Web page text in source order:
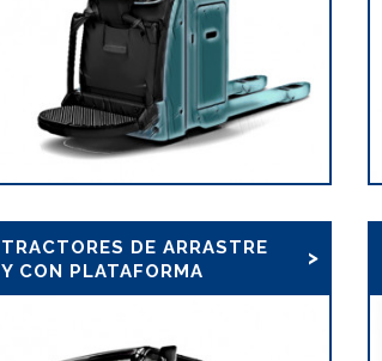
TRACTORES DE ARRASTRE
Y CON PLATAFORMA